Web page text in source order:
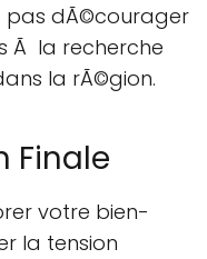
pas dÃ©courager
Ã la recherche
la rÃ©gion.
Finale
votre bien-
la tension